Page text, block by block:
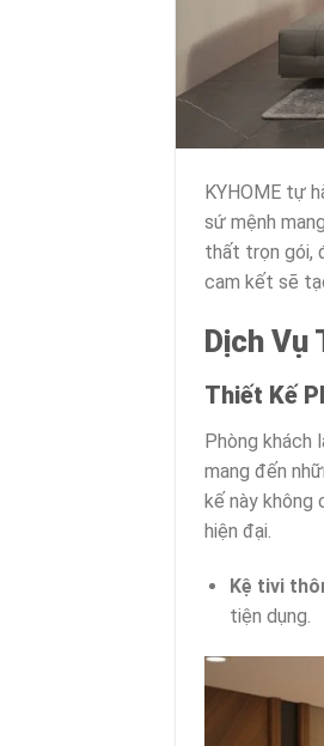
KYHOME tự
sứ mệnh
thất trọn gói,
cam kết sẽ
Dịch Vụ
Thiết Kế
Phòng khách
mang đến
kế này không
hiện đại.
Kệ tivi
tiện dụng.